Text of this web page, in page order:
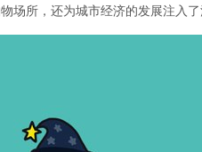
场所，还为城市经济的发展注入了